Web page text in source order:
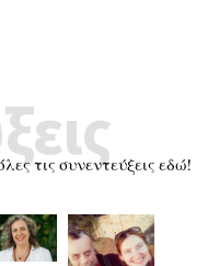
τις συνεντεύξεις εδώ!